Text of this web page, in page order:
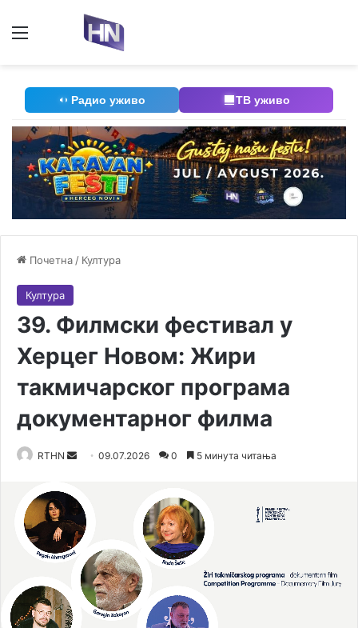
Радио уживо ТВ уживо
Почетна / Култура
Култура
39. Филмски фестивал у
Херцег Новом: Жири
такмичарског програма
документарног филма
RTHN
a
e
m
09.07.2026 0 5 минута читања